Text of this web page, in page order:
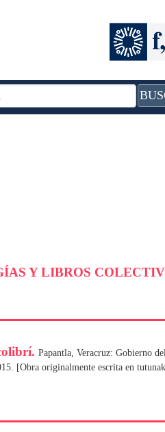
Y LIBROS
Papantla, Veracruz: Gobierno del
[Obra originalmente escrita en